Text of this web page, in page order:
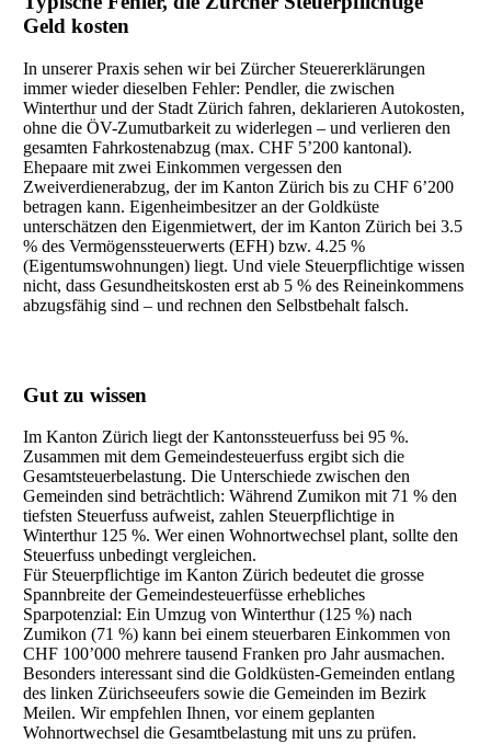
Geld kosten
In unserer Praxis sehen wir bei Zürcher Steuererklärungen
immer wieder dieselben Fehler: Pendler, die zwischen
Winterthur und der Stadt Zürich fahren, deklarieren Autokosten,
ohne die ÖV-Zumutbarkeit zu widerlegen – und verlieren den
gesamten Fahrkostenabzug (max. CHF 5’200 kantonal).
Ehepaare mit zwei Einkommen vergessen den
Zweiverdienerabzug, der im Kanton Zürich bis zu CHF 6’200
betragen kann. Eigenheimbesitzer an der Goldküste
unterschätzen den Eigenmietwert, der im Kanton Zürich bei 3.5
% des Vermögenssteuerwerts (EFH) bzw. 4.25 %
(Eigentumswohnungen) liegt. Und viele Steuerpflichtige wissen
nicht, dass Gesundheitskosten erst ab 5 % des Reineinkommens
abzugsfähig sind – und rechnen den Selbstbehalt falsch.
Gut zu wissen
Im Kanton Zürich liegt der Kantonssteuerfuss bei 95 %.
Zusammen mit dem Gemeindesteuerfuss ergibt sich die
Gesamtsteuerbelastung. Die Unterschiede zwischen den
Gemeinden sind beträchtlich: Während Zumikon mit 71 % den
tiefsten Steuerfuss aufweist, zahlen Steuerpflichtige in
Winterthur 125 %. Wer einen Wohnortwechsel plant, sollte den
Steuerfuss unbedingt vergleichen.
Für Steuerpflichtige im Kanton Zürich bedeutet die grosse
Spannbreite der Gemeindesteuerfüsse erhebliches
Sparpotenzial: Ein Umzug von Winterthur (125 %) nach
Zumikon (71 %) kann bei einem steuerbaren Einkommen von
CHF 100’000 mehrere tausend Franken pro Jahr ausmachen.
Besonders interessant sind die Goldküsten-Gemeinden entlang
des linken Zürichseeufers sowie die Gemeinden im Bezirk
Meilen. Wir empfehlen Ihnen, vor einem geplanten
Wohnortwechsel die Gesamtbelastung mit uns zu prüfen.